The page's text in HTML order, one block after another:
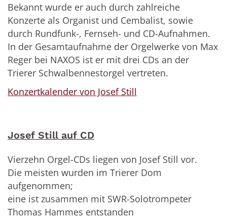
Bekannt wurde er auch durch zahlreiche
Konzerte als Organist und Cembalist, sowie
durch Rundfunk-, Fernseh- und CD-Aufnahmen.
In der Gesamtaufnahme der Orgelwerke von Max
Reger bei NAXOS ist er mit drei CDs an der
Trierer Schwalbennestorgel vertreten.
Konzertkalender von Josef Still
Josef Still auf CD
Vierzehn Orgel-CDs liegen von Josef Still vor.
Die meisten wurden im Trierer Dom
aufgenommen;
eine ist zusammen mit SWR-Solotrompeter
Thomas Hammes entstanden